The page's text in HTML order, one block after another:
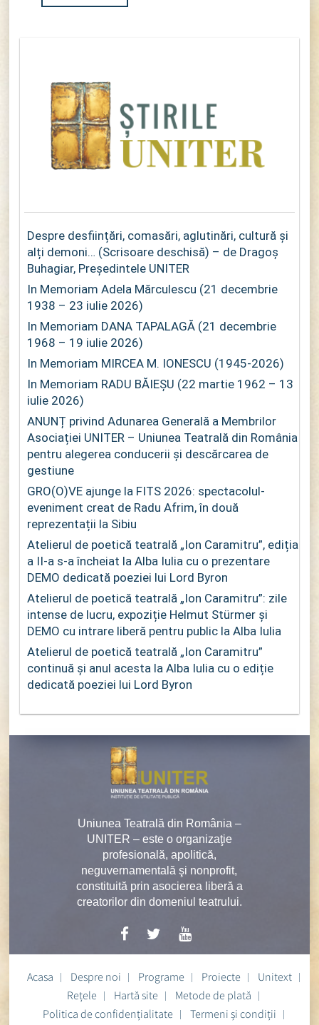
Despre desființări, comasări, aglutinări, cultură și
alți demoni… (Scrisoare deschisă) – de Dragoș
Buhagiar, Președintele UNITER
In Memoriam Adela Mărculescu (21 decembrie
1938 – 23 iulie 2026)
In Memoriam DANA TAPALAGĂ (21 decembrie
1968 – 19 iulie 2026)
In Memoriam MIRCEA M. IONESCU (1945-2026)
In Memoriam RADU BĂIEȘU (22 martie 1962 – 13
iulie 2026)
ANUNȚ privind Adunarea Generală a Membrilor
Asociației UNITER – Uniunea Teatrală din România
pentru alegerea conducerii și descărcarea de
gestiune
GRO(O)VE ajunge la FITS 2026: spectacolul-
eveniment creat de Radu Afrim, în două
reprezentații la Sibiu
Atelierul de poetică teatrală „Ion Caramitru”, ediția
a II-a s-a încheiat la Alba Iulia cu o prezentare
DEMO dedicată poeziei lui Lord Byron
Atelierul de poetică teatrală „Ion Caramitru”: zile
intense de lucru, expoziție Helmut Stürmer și
DEMO cu intrare liberă pentru public la Alba Iulia
Atelierul de poetică teatrală „Ion Caramitru”
continuă și anul acesta la Alba Iulia cu o ediție
dedicată poeziei lui Lord Byron
Uniunea Teatrală din România –
UNITER – este o organizaţie
profesională, apolitică,
neguvernamentală şi nonprofit,
constituită prin asocierea liberă a
creatorilor din domeniul teatrului.
Acasa Despre noi Programe Proiecte
Unitext
Rețele
Hartă site
Metode de plată
Politica de confidențialitate
Termeni și condiții